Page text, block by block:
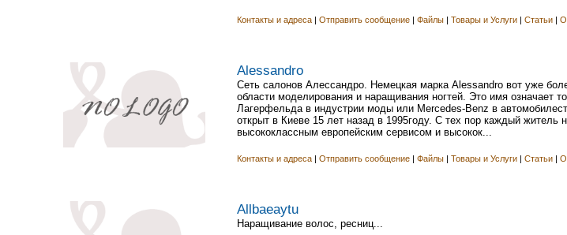
Контакты и адреса | Отправить сообщение | Файлы | Товары и Услуги | Статьи |
Alessandro
Сеть салонов Алессандро. Немецкая марка Alessandro вот уже
области моделирования и наращивания ногтей. Это имя
Лагерфельда в индустрии моды или Mercedes-Benz в
открыт в Киеве 15 лет назад в 1995году. С тех пор каждый житель
высококлассным европейским сервисом и высокок...
Контакты и адреса | Отправить сообщение | Файлы | Товары и Услуги | Статьи |
Allbaeaytu
Наращивание волос, ресниц...